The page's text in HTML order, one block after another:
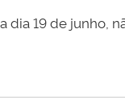
dia 19 de junho,